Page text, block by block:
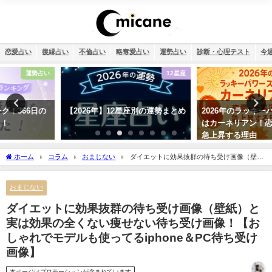
恋愛占い 復縁占い 不倫占い 略奪愛占い 運勢占い 診断・心理テスト 今
12星座
【2026年】12星座別の運勢まとめ
スピリチュアル
2026年のラッキーパワーストーン
はカーネリアン！恋愛・仕事運が
急上昇する理由
ホーム コラム おまじない
ダイエットに効果抜群の待ち受け画像（壁
紙）と実は効果の全くない痩せない待ち受け画像！【おしゃれでモデルも使ってる
おまじない
ダイエットに効果抜群の待ち受け画像（壁紙）と
実は効果の全くない痩せない待ち受け画像！【お
しゃれでモデルも使ってるiphone＆PC待ち受け
画像】